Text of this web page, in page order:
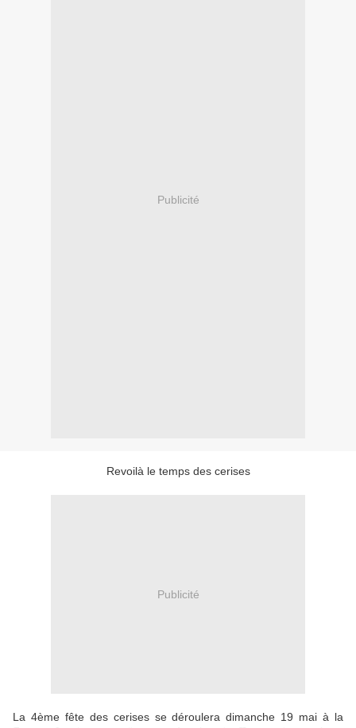
Publicité
Revoilà le temps des cerises
Publicité
La 4ème fête des cerises se déroulera dimanche 19 mai à la